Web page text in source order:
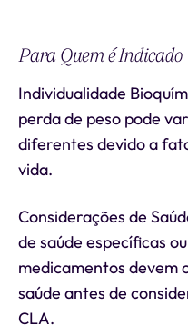
Para Quem é Indicado
Individualidade
perda de peso pode
diferentes devido a
vida.
Considerações de
de saúde específicas
medicamentos devem
saúde antes de
CLA.